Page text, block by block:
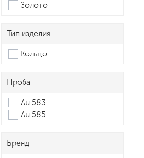
Золото
Тип изделия
Кольцо
Проба
Au 583
Au 585
Бренд